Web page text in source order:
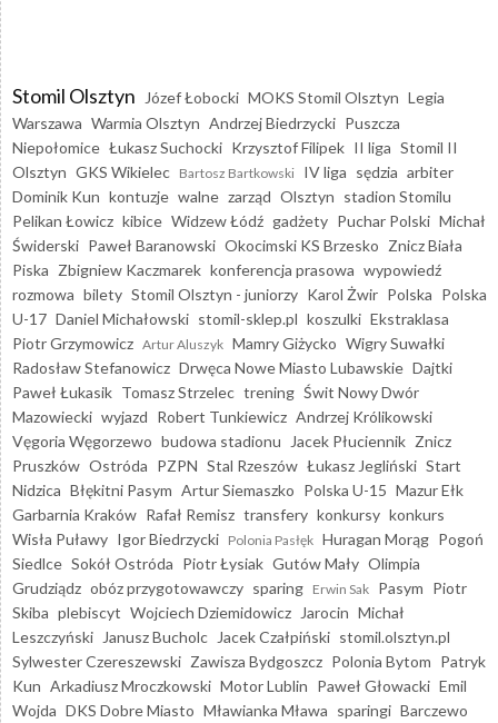
Stomil Olsztyn Józef Łobocki MOKS Stomil Olsztyn Legia
Warszawa Warmia Olsztyn Andrzej Biedrzycki Puszcza
Niepołomice Łukasz Suchocki Krzysztof Filipek II liga Stomil II
Olsztyn GKS Wikielec Bartosz Bartkowski IV liga sędzia arbiter
Dominik Kun kontuzje walne zarząd Olsztyn stadion Stomilu
Pelikan Łowicz kibice Widzew Łódź gadżety Puchar Polski Michał
Świderski Paweł Baranowski Okocimski KS Brzesko Znicz Biała
Piska Zbigniew Kaczmarek konferencja prasowa wypowiedź
rozmowa bilety Stomil Olsztyn - juniorzy Karol Żwir Polska Polska
U-17 Daniel Michałowski stomil-sklep.pl koszulki Ekstraklasa
Piotr Grzymowicz Artur Aluszyk Mamry Giżycko Wigry Suwałki
Radosław Stefanowicz Drwęca Nowe Miasto Lubawskie Dajtki
Paweł Łukasik Tomasz Strzelec trening Świt Nowy Dwór
Mazowiecki wyjazd Robert Tunkiewicz Andrzej Królikowski
Vęgoria Węgorzewo budowa stadionu Jacek Płuciennik Znicz
Pruszków Ostróda PZPN Stal Rzeszów Łukasz Jegliński Start
Nidzica Błękitni Pasym Artur Siemaszko Polska U-15 Mazur Ełk
Garbarnia Kraków Rafał Remisz transfery konkursy konkurs
Wisła Puławy Igor Biedrzycki Polonia Pasłęk Huragan Morąg Pogoń
Siedlce Sokół Ostróda Piotr Łysiak Gutów Mały Olimpia
Grudziądz obóz przygotowawczy sparing Erwin Sak Pasym Piotr
Skiba plebiscyt Wojciech Dziemidowicz Jarocin Michał
Leszczyński
Janusz Bucholc Jacek Czałpiński stomil.olsztyn.pl
Sylwester Czereszewski Zawisza Bydgoszcz Polonia Bytom Patryk
Kun Arkadiusz Mroczkowski Motor Lublin Paweł Głowacki Emil
Wojda DKS Dobre Miasto Mławianka Mława sparingi Barczewo